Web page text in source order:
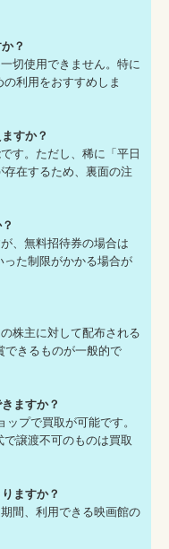
？
切使用できません。特に
利用をおすすめしま
すか？
す。ただし、稀に「平日
在するため、裏面の注
、無料招待券の場合は
た制限がかかる場合が
株主に対して配布される
できるものが一般的で
ますか？
プで買取が可能です。
譲渡不可のものは買取
ますか？
間、利用できる映画館の